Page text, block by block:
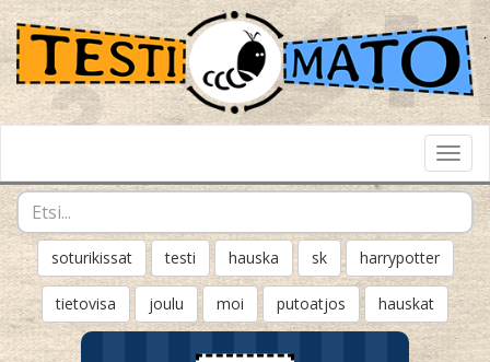
soturikissat testi hauska sk harrypotter
tietovisa joulu moi putoatjos hauskat